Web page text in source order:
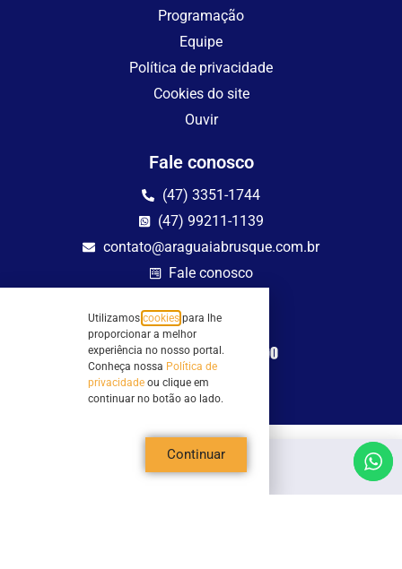
Programação
Equipe
Política de privacidade
Cookies do site
Ouvir
Fale conosco
(47) 3351-1744
(47) 99211-1139
contato@araguaiabrusque.com.br
Fale conosco
Site seguro
Todos os direitos reservados - Sociedade Rádio Araguaia de Brusque Ltda -
CNPJ 82.983.230/0001-82
Mathilde Hoffmann, 66 - Centro II, Brusque, SC - 88353-120 - Centro Comercial
Utilizamos cookies para lhe
proporcionar a melhor
experiência no nosso portal.
Conheça nossa Política de
privacidade ou clique em
continuar no botão ao lado.
Continuar